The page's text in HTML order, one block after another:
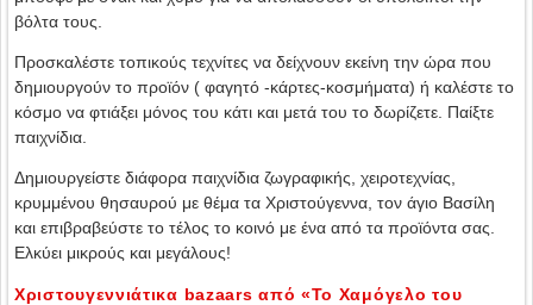
βόλτα τους.
Προσκαλέστε τοπικούς τεχνίτες να δείχνουν εκείνη την ώρα που
δημιουργούν το προϊόν ( φαγητό -κάρτες-κοσμήματα) ή καλέστε το
κόσμο να φτιάξει μόνος του κάτι και μετά του το δωρίζετε. Παίξτε
παιχνίδια.
Δημιουργείστε διάφορα παιχνίδια ζωγραφικής, χειροτεχνίας,
κρυμμένου θησαυρού με θέμα τα Χριστούγεννα, τον άγιο Βασίλη
και επιβραβεύστε το τέλος το κοινό με ένα από τα προϊόντα σας.
Ελκύει μικρούς και μεγάλους!
Χριστουγεννιάτικα bazaars από «Το Χαμόγελο του